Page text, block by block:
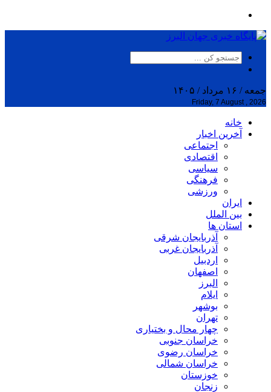
جمعه / ۱۶ مرداد / ۱۴۰۵
Friday, 7 August , 2026
خانه
آخرین اخبار
اجتماعی
اقتصادی
سیاسی
فرهنگی
ورزشی
ایران
بین الملل
استان ها
آذربایجان شرقی
آذربایجان غربی
اردبیل
اصفهان
البرز
ایلام
بوشهر
تهران
چهار محال و بختیاری
خراسان جنوبی
خراسان رضوی
خراسان شمالی
خوزستان
زنجان